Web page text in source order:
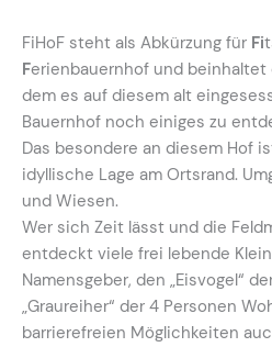
FiHoF steht als Abkürzung für Fi
Ferienbauernhof und beinhaltet
dem es auf diesem alt
Bauernhof noch einiges zu
Das besondere an diesem Hof
idyllische Lage am Ortsrand.
und Wiesen.
Wer sich Zeit lässt und die
entdeckt viele frei lebende
Namensgeber, den „Eisvogel“
„Graureiher“ der 4 Personen
barrierefreien Möglichkeiten